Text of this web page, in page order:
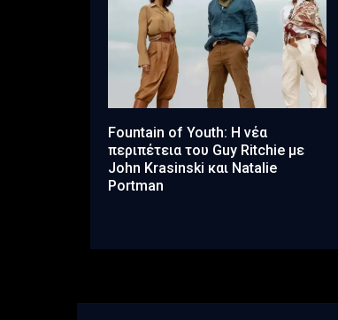
Fountain of Youth: Η νέα
περιπέτεια του Guy Ritchie με
John Krasinski και Natalie
Portman